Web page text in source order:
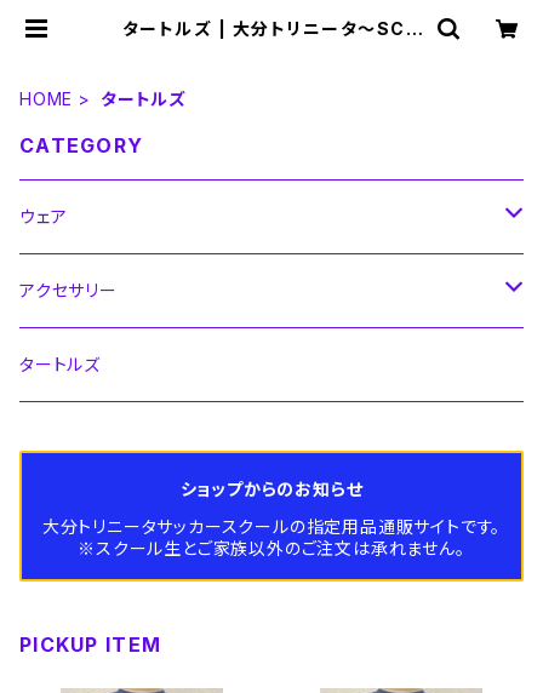
タートルズ | 大分トリニータ～SCH
HOME タートルズ
CATEGORY
ウェア
シャツ
キッズ
パンツ
大人サイズ
キッズ
大人サイズ
ピステ
キッズ
インナー
アクセサリー
ストッキング
スパイク
トレーニングシューズ
ネックウォーマー
手袋
タートルズ
ショップからのお知らせ
大分トリニータサッカースクールの指定用品通販サイトです。
※スクール生とご家族以外のご注文は承れません。
PICKUP ITEM